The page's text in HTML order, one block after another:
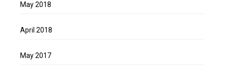
May 2018
April 2018
May 2017